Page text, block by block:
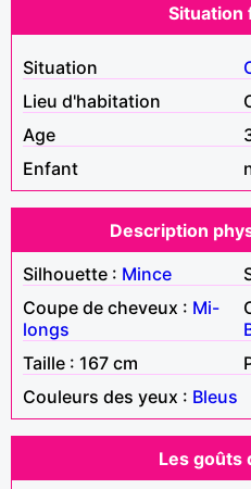
Situation
Situation
Lieu d'habitation
Age
Enfant
Description
Silhouette : Mince
Coupe de cheveux : Mi-
longs
Taille : 167 cm
Couleurs des yeux : Bleus
Les goûts